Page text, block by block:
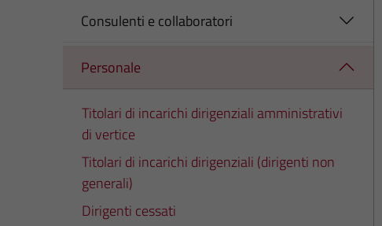
Consulenti e collaboratori
Personale
Titolari di incarichi dirigenziali amministrativi
di vertice
Titolari di incarichi dirigenziali (dirigenti non
generali)
Dirigenti cessati